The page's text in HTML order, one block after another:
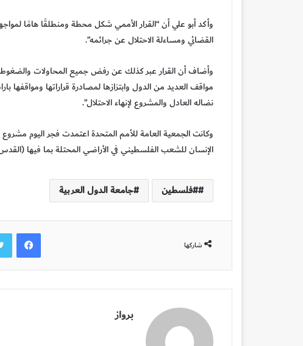
وأكد أبو علي أن “القرار الأممي شكل محطة ومنطلقًا هامًا
القضائي ومساءلة الاحتلال عن جرائمه”.
وأضاف أن القرار عبر كذلك عن رفض جميع المحاولات والضغوط
مواقف العديد من الدول وابتزازها لمصادرة قراراتها
نضاله العادل والمشروع لإنهاء الاحتلال”.
وكانت الجمعية العامة للأمم المتحدة اعتمدت فجر اليوم
الإنسان للشعب الفلسطيني في الأراضي المحتلة بما فيها
#فلسطين جامعة الدول العربية
شاركها
برواز